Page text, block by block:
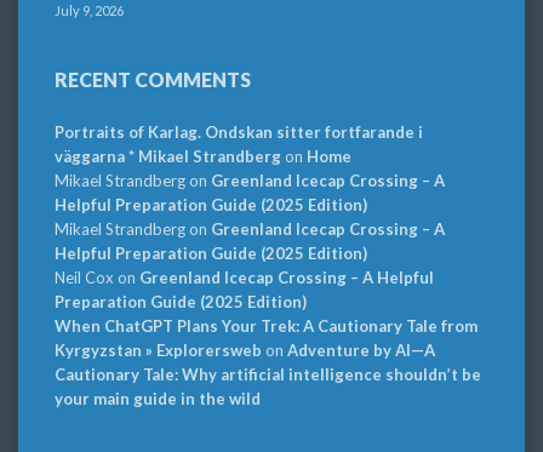
July 9, 2026
RECENT COMMENTS
Portraits of Karlag. Ondskan sitter fortfarande i
väggarna * Mikael Strandbergon Home
Mikael Strandbergon Greenland Icecap Crossing – A
Helpful Preparation Guide (2025 Edition)
Mikael Strandbergon Greenland Icecap Crossing – A
Helpful Preparation Guide (2025 Edition)
Neil Cox on Greenland Icecap Crossing – A Helpful
Preparation Guide (2025 Edition)
When ChatGPT Plans Your Trek: A Cautionary Tale from
Kyrgyzstan » Explorersweb on Adventure by AI—A
Cautionary Tale: Why artificial intelligence shouldn’t be
your main guide in the wild